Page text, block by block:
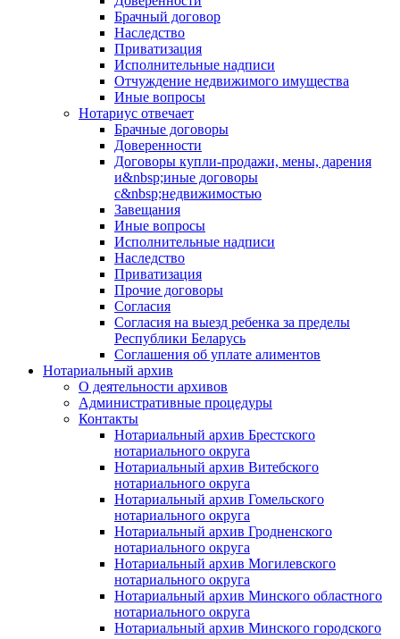
Брачный договор
Наследство
Приватизация
Исполнительные надписи
Отчуждение недвижимого имущества
Иные вопросы
Нотариус отвечает
Брачные договоры
Доверенности
Договоры купли-продажи, мены, дарения
и&nbsp;иные договоры
с&nbsp;недвижимостью
Завещания
Иные вопросы
Исполнительные надписи
Наследство
Приватизация
Прочие договоры
Согласия
Согласия на выезд ребенка за пределы
Республики Беларусь
Соглашения об уплате алиментов
Нотариальный архив
О деятельности архивов
Административные процедуры
Контакты
Нотариальный архив Брестского
нотариального округа
Нотариальный архив Витебского
нотариального округа
Нотариальный архив Гомельского
нотариального округа
Нотариальный архив Гродненского
нотариального округа
Нотариальный архив Могилевского
нотариального округа
Нотариальный архив Минского областного
нотариального округа
Нотариальный архив Минского городского